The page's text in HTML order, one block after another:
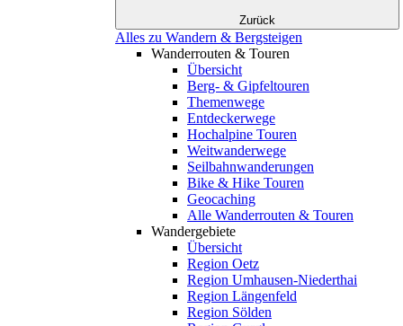
Zurück
Alles zu Wandern & Bergsteigen
Wanderrouten & Touren
Übersicht
Berg- & Gipfeltouren
Themenwege
Entdeckerwege
Hochalpine Touren
Weitwanderwege
Seilbahnwanderungen
Bike & Hike Touren
Geocaching
Alle Wanderrouten & Touren
Wandergebiete
Übersicht
Region Oetz
Region Umhausen-Niederthai
Region Längenfeld
Region Sölden